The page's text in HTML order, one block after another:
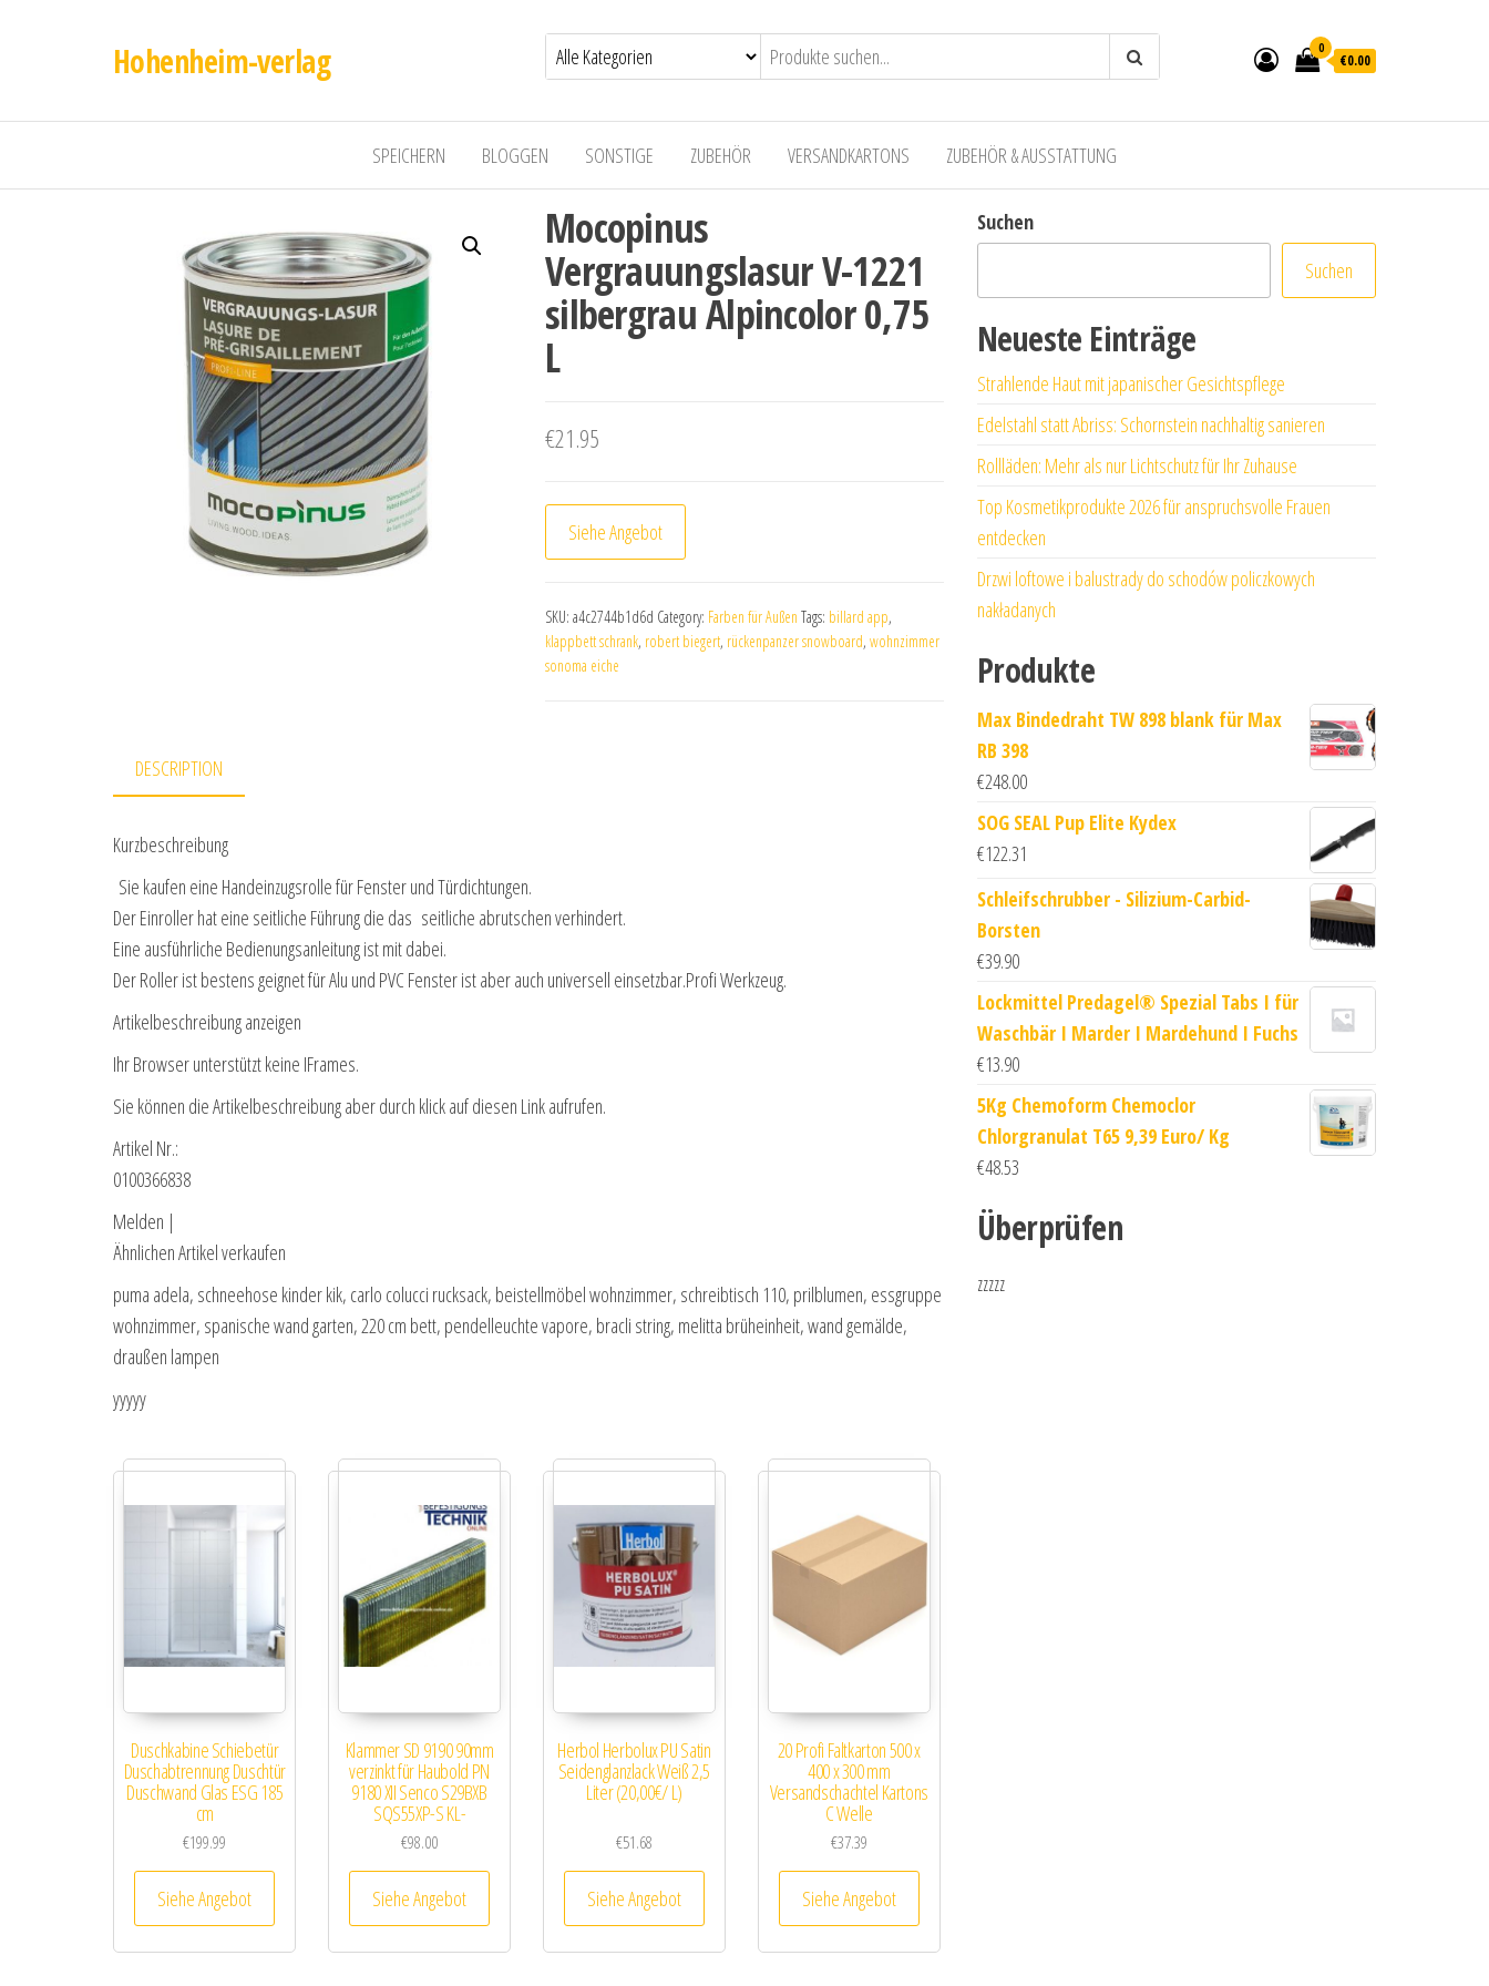
Hohenheim-verlag 0
€0.00
SPEICHERN BLOGGEN SONSTIGE ZUBEHÖR VERSANDKARTONS ZUBEHÖR & AUSSTATTUNG
Mocopinus
Vergrauungslasur V-1221
silbergrau Alpincolor 0,75
L
€21.95
Siehe Angebot
SKU: a4c2744b1d6d Category: Farben für Außen Tags: billard app,
klappbett schrank, robert biegert, rückenpanzer snowboard, wohnzimmer
sonoma eiche
DESCRIPTION
Kurzbeschreibung
Sie kaufen eine Handeinzugsrolle für Fenster und Türdichtungen.
Der Einroller hat eine seitliche Führung die das seitliche abrutschen verhindert.
Eine ausführliche Bedienungsanleitung ist mit dabei.
Der Roller ist bestens geignet für Alu und PVC Fenster ist aber auch universell einsetzbar.Profi Werkzeug.
Artikelbeschreibung anzeigen
Ihr Browser unterstützt keine IFrames.
Sie können die Artikelbeschreibung aber durch klick auf diesen Link aufrufen.
Artikel Nr.:
0100366838
Melden |
Ähnlichen Artikel verkaufen
puma adela, schneehose kinder kik, carlo colucci rucksack, beistellmöbel wohnzimmer, schreibtisch 110, prilblumen, essgruppe
wohnzimmer, spanische wand garten, 220 cm bett, pendelleuchte vapore, bracli string, melitta brüheinheit, wand gemälde,
draußen lampen
yyyyy
Duschkabine Schiebetür
Duschabtrennung Duschtür
Duschwand Glas ESG 185
cm
€199.99
Siehe Angebot
Klammer SD 9190 90mm
verzinkt für Haubold PN
9180 XII Senco S29BXB
SQS55XP-S KL-
€98.00
Siehe Angebot
Herbol Herbolux PU Satin
Seidenglanzlack Weiß 2,5
Liter (20,00€/ L)
€51.68
Siehe Angebot
20 Profi Faltkarton 500 x
400 x 300 mm
Versandschachtel Kartons
C Welle
€37.39
Siehe Angebot
Suchen
Suchen
Neueste Einträge
Strahlende Haut mit japanischer Gesichtspflege
Edelstahl statt Abriss: Schornstein nachhaltig sanieren
Rollläden: Mehr als nur Lichtschutz für Ihr Zuhause
Top Kosmetikprodukte 2026 für anspruchsvolle Frauen
entdecken
Drzwi loftowe i balustrady do schodów policzkowych
nakładanych
Produkte
Max Bindedraht TW 898 blank für Max
RB 398
€248.00
SOG SEAL Pup Elite Kydex
€122.31
Schleifschrubber - Silizium-Carbid-
Borsten
€39.90
Lockmittel Predagel® Spezial Tabs I für
Waschbär I Marder I Mardehund I Fuchs
€13.90
5Kg Chemoform Chemoclor
Chlorgranulat T65 9,39 Euro/ Kg
€48.53
Überprüfen
zzzzz